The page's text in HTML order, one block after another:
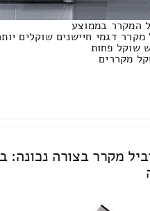
המקרר בממוצע
דגמי חיישנים שוקלים
שוקל פחות
מקררים
מקרר בצורה נכונה: